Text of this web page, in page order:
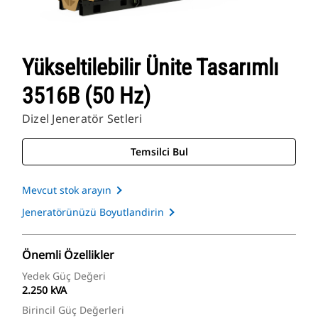
Yükseltilebilir Ünite Tasarımlı
3516B (50 Hz)
Dizel Jeneratör Setleri
Temsilci Bul
Mevcut stok arayın
Jeneratörünüzü Boyutlandirin
Önemli Özellikler
Yedek Güç Değeri
2.250 kVA
Birincil Güç Değerleri